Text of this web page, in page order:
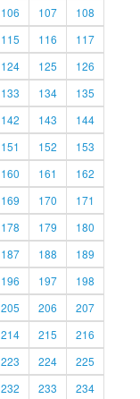
106 107
108
115 116
117
124 125
126
133 134
135
142 143
144
151 152
153
160 161
162
169 170
171
178 179
180
187 188
189
196 197
198
205 206
207
214 215
216
223 224
225
232 233 234